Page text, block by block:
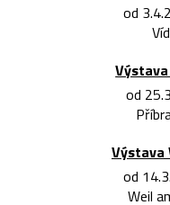
od
od
Výstava
od
Weil